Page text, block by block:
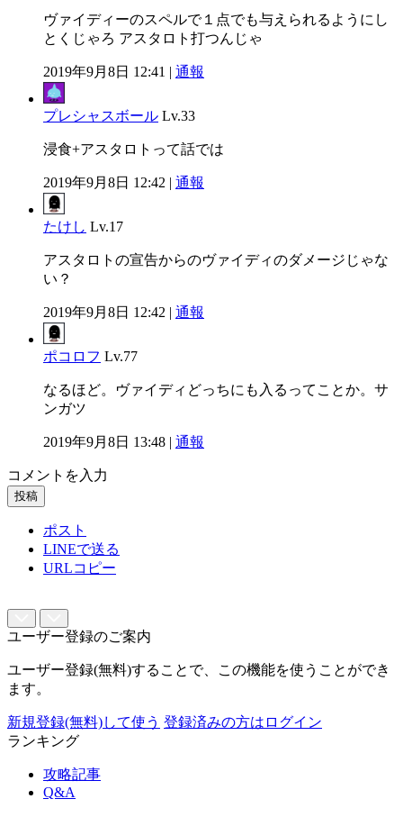
ヴァイディーのスペルで１点でも与えられるようにし
とくじゃろ アスタロト打つんじゃ
2019年9月8日 12:41 | 通報
プレシャスボール Lv.33
浸食+アスタロトって話では
2019年9月8日 12:42 | 通報
たけし Lv.17
アスタロトの宣告からのヴァイディのダメージじゃな
い？
2019年9月8日 12:42 | 通報
ポコロフ Lv.77
なるほど。ヴァイディどっちにも入るってことか。サ
ンガツ
2019年9月8日 13:48 | 通報
コメントを入力
投稿
ポスト
LINEで送る
URLコピー
ユーザー登録のご案内
ユーザー登録(無料)することで、この機能を使うことができ
ます。
新規登録(無料)して使う 登録済みの方はログイン
ランキング
攻略記事
Q&A